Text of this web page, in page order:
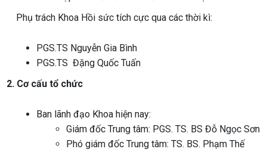
Phụ trách Khoa Hồi sức tích cực qua các thời kì:
PGS.TS Nguyễn Gia Bình
PGS.TS Đặng Quốc Tuấn
2. Cơ cấu tổ chức
Ban lãnh đạo Khoa hiện nay:
Giám đốc Trung tâm: PGS. TS. BS Đỗ Ngọc Sơn
Phó giám đốc Trung tâm: TS. BS. Phạm Thế